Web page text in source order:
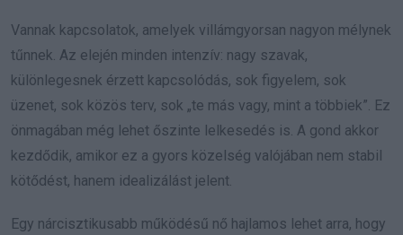
Vannak kapcsolatok, amelyek villámgyorsan nagyon mélynek
tűnnek. Az elején minden intenzív: nagy szavak,
különlegesnek érzett kapcsolódás, sok figyelem, sok
üzenet, sok közös terv, sok „te más vagy, mint a többiek”. Ez
önmagában még lehet őszinte lelkesedés is. A gond akkor
kezdődik, amikor ez a gyors közelség valójában nem stabil
kötődést, hanem idealizálást jelent.
Egy nárcisztikusabb működésű nő hajlamos lehet arra, hogy